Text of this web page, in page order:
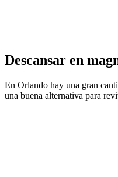
Descansar en
En Orlando hay una gran
una buena alternativa para